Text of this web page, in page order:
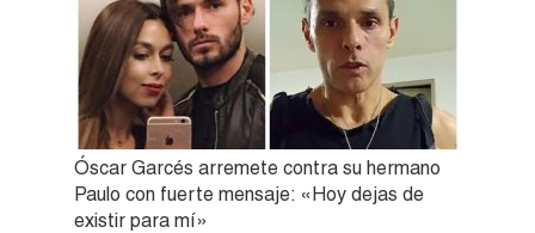
Óscar Garcés arremete contra su hermano
Paulo con fuerte mensaje: «Hoy dejas de
existir para mí»